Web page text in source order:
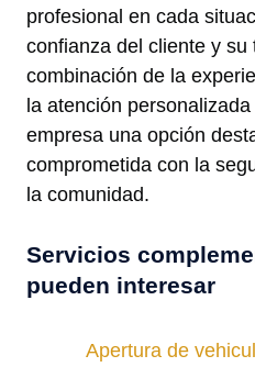
profesional en cada
confianza del cliente y su
combinación de la
la atención
empresa una opción
comprometida con la
la comunidad.
Servicios
pueden interesar
Apertura de